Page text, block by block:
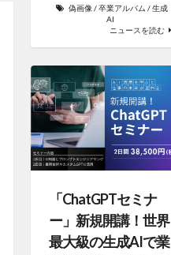
偽画像 /卒業アルバム /生成
AI
ニュースを読む
「ChatGPTセミナ
ー」新規開講！世界
最大級の生成AIで業